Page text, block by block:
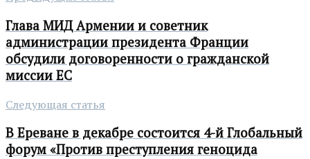
Глава МИД Армении и советник
администрации президента Франции
обсудили договоренности о гражданской
миссии ЕС
Следующая статья
В Ереване в декабре состоится 4-й Глобальный
форум «Против преступления геноцида